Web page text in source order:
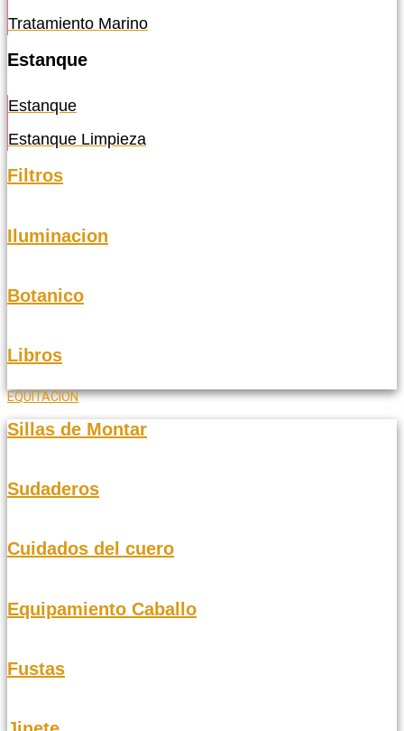
Tratamiento Marino
Estanque
Estanque
Estanque Limpieza
Filtros
Iluminacion
Botanico
Libros
EQUITACION
Sillas de Montar
Sudaderos
Cuidados del cuero
Equipamiento Caballo
Fustas